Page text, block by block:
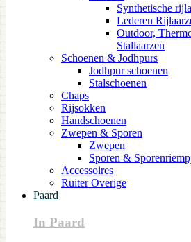
Synthetische
Lederen
Outdoor,
Stallaarzen
Schoenen & Jodhpurs
Jodhpur schoenen
Stalschoenen
Chaps
Rijsokken
Handschoenen
Zwepen & Sporen
Zwepen
Sporen &
Accessoires
Ruiter Overige
Paard
In Paard